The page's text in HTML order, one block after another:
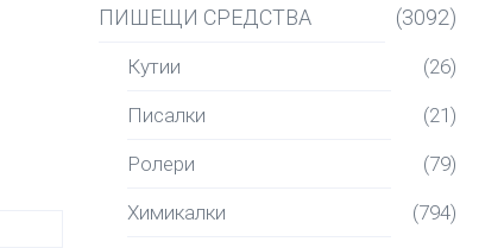
ПИШЕЩИ СРЕДСТВА (3092)
Кутии (26)
Писалки (21)
Ролери (79)
Химикалки (794)